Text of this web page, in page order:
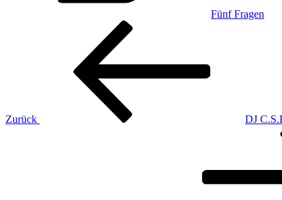
Fünf Fragen
Beitragsnavigation
Zurück
DJ